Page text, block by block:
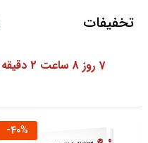
تخفیفات
7 روز 8 ساعت 2 دقیقه 3 ثانیه
-40%